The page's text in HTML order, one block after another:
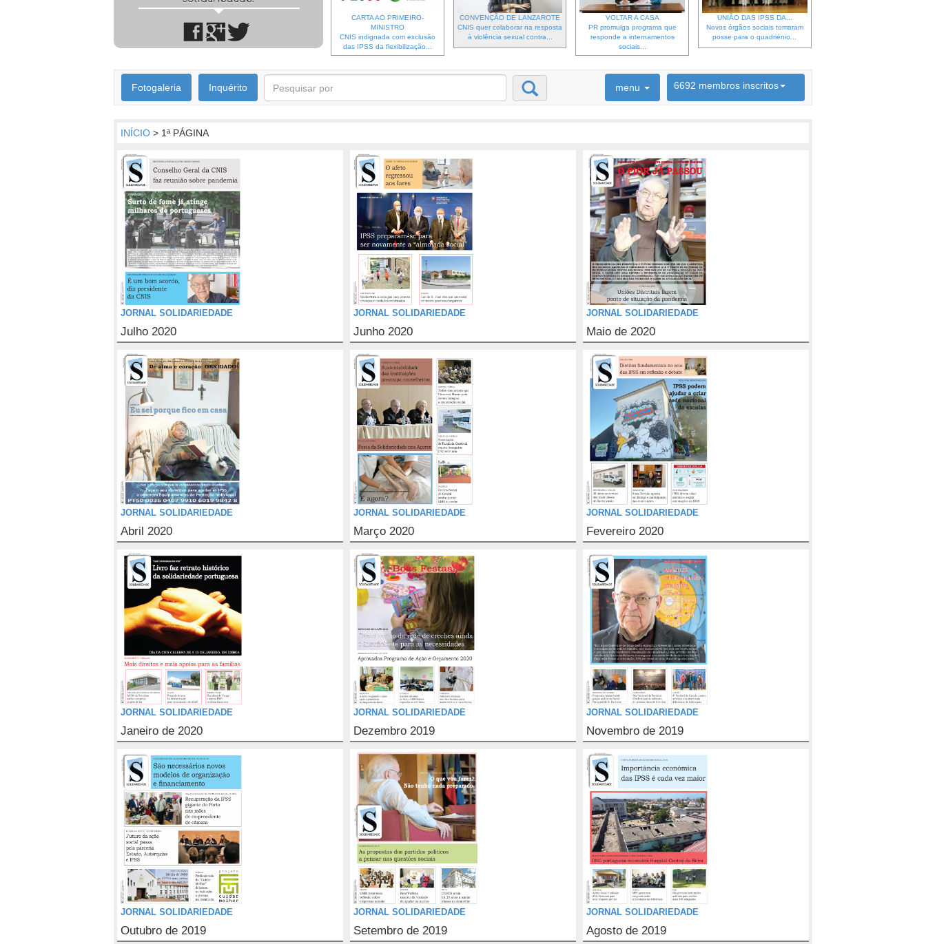
CARTA AO PRIMEIRO-
MINISTRO
CNIS indignada com exclusão
das IPSS da flexibilização...
CONVENÇÃO DE LANZAROTE
CNIS quer colaborar na resposta
à violência sexual contra...
VOLTAR A CASA
PR promulga programa que
responde a internamentos
sociais...
UNIÃO DAS IPSS DA...
Novos órgãos sociais tomaram
posse para o quadriénio...
Fotogaleria Inquérito menu 6692 membros inscritos
INÍCIO > 1ª PÁGINA
JORNAL SOLIDARIEDADE
Julho 2020
JORNAL SOLIDARIEDADE
Junho 2020
JORNAL SOLIDARIEDADE
Maio de 2020
JORNAL SOLIDARIEDADE
Abril 2020
JORNAL SOLIDARIEDADE
Março 2020
JORNAL SOLIDARIEDADE
Fevereiro 2020
JORNAL SOLIDARIEDADE
Janeiro de 2020
JORNAL SOLIDARIEDADE
Dezembro 2019
JORNAL SOLIDARIEDADE
Novembro de 2019
JORNAL SOLIDARIEDADE
Outubro de 2019
JORNAL SOLIDARIEDADE
Setembro de 2019
JORNAL SOLIDARIEDADE
Agosto de 2019